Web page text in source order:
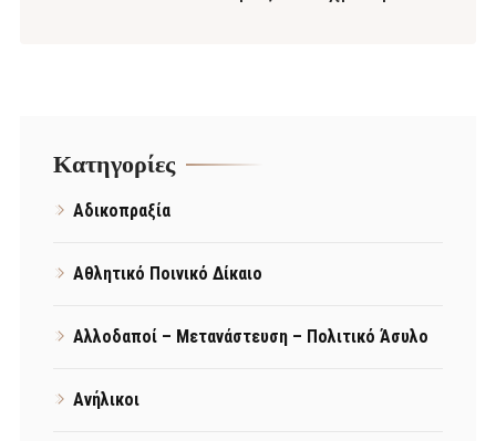
Kατηγορίες
Αδικοπραξία
Αθλητικό Ποινικό Δίκαιο
Αλλοδαποί – Μετανάστευση – Πολιτικό Άσυλο
Ανήλικοι